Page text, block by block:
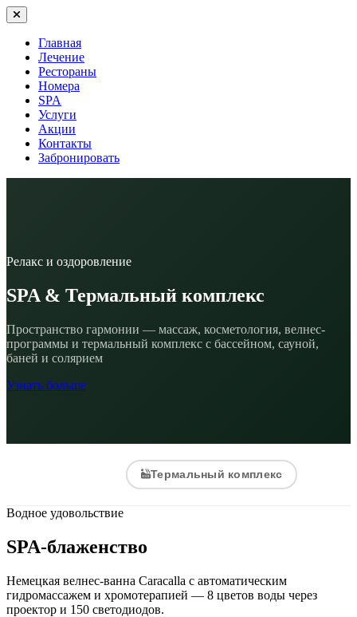
Главная
Лечение
Рестораны
Номера
SPA
Услуги
Акции
Контакты
Забронировать
Релакс и оздоровление
SPA & Термальный комплекс
Пространство гармонии — массаж, косметология, велнес-
программы и термальный комплекс с бассейном, сауной,
баней и солярием
Узнать больше
Термальный комплекс
Водное удовольствие
SPA-блаженство
Немецкая велнес-ванна Caracalla с автоматическим
гидромассажем и хромотерапией — 8 цветов воды через
проектор и 150 светодиодов.